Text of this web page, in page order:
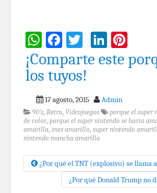
WhatsApp
Facebook
Twitter
¡Comparte este
los tuyos!
17 agosto, 2015 Admin
90's, Retro, Videojuegos
porque el super
de color, porque el super nintendo se hacia
amarilla, snes amarillo, super nintendo
nintendo mancha amarilla
¿Por qué el TNT (explosivo) se llama
¿Por qué Donald Trump no